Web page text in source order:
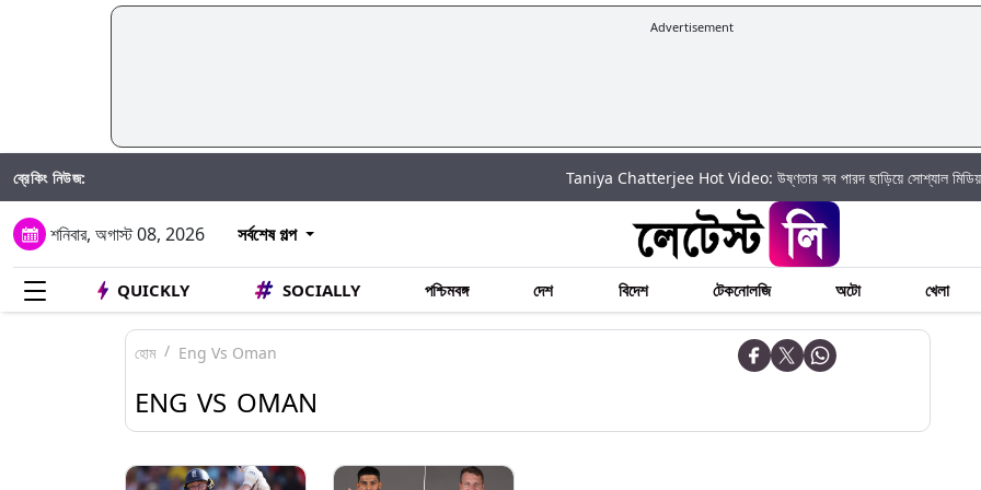
Advertisement
ব্রেকিং নিউজ: Taniya Chatterjee Hot Video: উষ্ণতার সব পারদ ছাড়িয়ে সোশ্যাল মিডিয়ায় আগুন
শনিবার, অগাস্ট 08, 2026 সর্বশেষ গল্প
QUICKLY SOCIALLY পশ্চিমবঙ্গ দেশ বিদেশ টেকনোলজি অটো খেলা
হোম Eng Vs Oman
ENG VS OMAN